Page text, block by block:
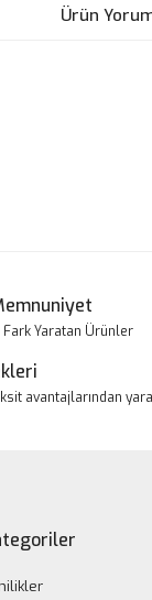
Ürün
Fark Yaratan Ürünler
avantajlarından